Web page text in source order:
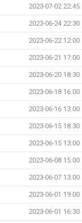
2023-07-02 22:45
2023-06-24 22:30
2023-06-22 12:00
2023-06-21 17:00
2023-06-20 18:30
2023-06-18 16:00
2023-06-16 13:00
2023-06-15 18:30
2023-06-15 13:00
2023-06-08 15:00
2023-06-07 13:00
2023-06-01 19:00
2023-06-01 16:30